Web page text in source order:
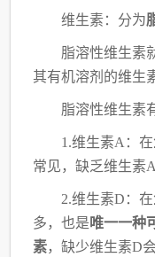
维生素：分为
脂溶性维生素
其有机溶剂的维生
脂溶性维生素
1.维生素A：在
常见，缺乏维生素
2.维生素D：在
多，也是 唯一一种
素，缺少维生素D